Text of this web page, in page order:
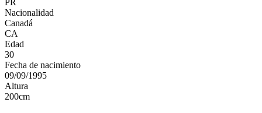
PR
Nacionalidad
Canadá
CA
Edad
30
Fecha de nacimiento
09/09/1995
Altura
200cm